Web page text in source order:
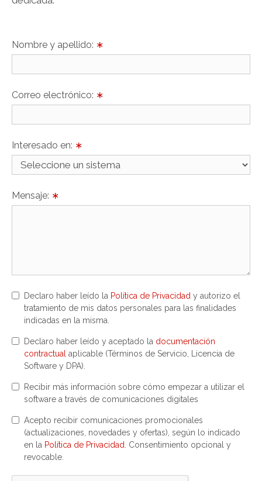
Nombre y apellido: ∗
Correo electrónico: ∗
Interesado en: ∗
Mensaje: ∗
Declaro haber leído la Política de Privacidad y autorizo el
tratamiento de mis datos personales para las finalidades
indicadas en la misma.
Declaro haber leído y aceptado la documentación
contractual aplicable (Términos de Servicio, Licencia de
Software y DPA).
Recibir más información sobre cómo empezar a utilizar el
software a través de comunicaciones digitales
Acepto recibir comunicaciones promocionales
(actualizaciones, novedades y ofertas), según lo indicado
en la Política de Privacidad
. Consentimiento opcional y
revocable.